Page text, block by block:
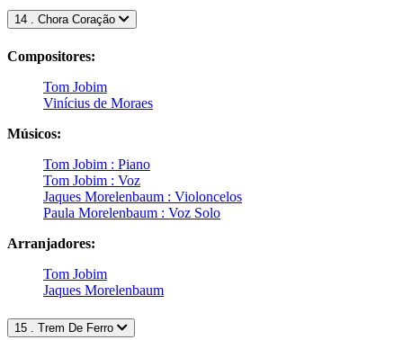
14 . Chora Coração
Compositores:
Tom Jobim
Vinícius de Moraes
Músicos:
Tom Jobim : Piano
Tom Jobim : Voz
Jaques Morelenbaum : Violoncelos
Paula Morelenbaum : Voz Solo
Arranjadores:
Tom Jobim
Jaques Morelenbaum
15 . Trem De Ferro